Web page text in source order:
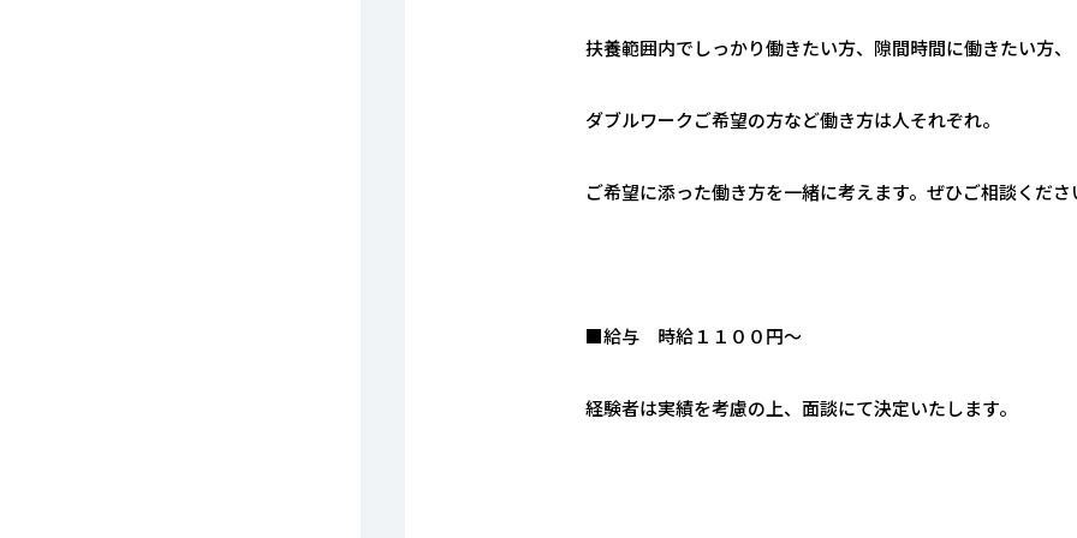
扶養範囲内でしっかり働きたい方、隙間時間に働きたい方、
ダブルワークご希望の方など働き方は人それぞれ。
ご希望に添った働き方を一緒に考えます。ぜひご相談くださ
■給与 時給１１００円～
経験者は実績を考慮の上、面談にて決定いたします。